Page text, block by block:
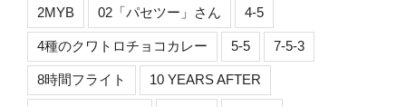
2MYB 02「パセツー」さん 4-5
4種のクワトロチョコカレー 5-5 7-5-3
8時間フライト 10 YEARS AFTER